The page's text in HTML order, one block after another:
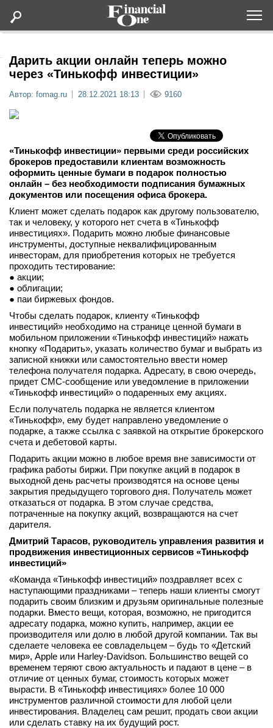
Статьи
Lifestyle
Мероприятия
Новости
Интервью
вконтакте
телеграм
Стать автором
Вход
Дарить акции онлайн теперь можно
через «Тинькофф инвестиции»
Автор: fomag.ru 28.12.2021 18:13 9160
«Тинькофф инвестиции» первыми среди российских
брокеров предоставили клиентам возможность
оформить ценные бумаги в подарок полностью
онлайн – без необходимости подписания бумажных
документов или посещения офиса брокера.
Клиент может сделать подарок как другому пользователю,
так и человеку, у которого нет счета в «Тинькофф
инвестициях». Подарить можно любые финансовые
инструменты, доступные неквалифицированным
инвесторам, для приобретения которых не требуется
проходить тестирование:
● акции;
● облигации;
● паи биржевых фондов.
Чтобы сделать подарок, клиенту «Тинькофф
инвестиций» необходимо на странице ценной бумаги в
мобильном приложении «Тинькофф инвестиций» нажать
кнопку «Подарить», указать количество бумаг и выбрать из
записной книжки или самостоятельно ввести номер
телефона получателя подарка. Адресату, в свою очередь,
придет СМС-сообщение или уведомление в приложении
«Тинькофф инвестиций» о подаренных ему акциях.
Если получатель подарка не является клиентом
«Тинькофф», ему будет направлено уведомление о
подарке, а также ссылка с заявкой на открытие брокерского
счета и дебетовой карты.
Подарить акции можно в любое время вне зависимости от
графика работы биржи. При покупке акций в подарок в
выходной день расчеты производятся на основе цены
закрытия предыдущего торгового дня. Получатель может
отказаться от подарка. В этом случае средства,
потраченные на покупку акций, возвращаются на счет
дарителя.
Дмитрий Тарасов, руководитель управления развития и
продвижения инвестиционных сервисов «Тинькофф
инвестиций»
«Команда «Тинькофф инвестиций» поздравляет всех с
наступающими праздниками – теперь наши клиенты смогут
подарить своим близким и друзьям оригинальные полезные
подарки. Вместо вещи, которая, возможно, не пригодится
адресату подарка, можно купить, например, акции ее
производителя или долю в любой другой компании. Так вы
сделаете человека ее совладельцем – будь то «Детский
мир», Apple или Harley-Davidson. Большинство вещей со
временем теряют свою актуальность и падают в цене – в
отличие от ценных бумаг, стоимость которых может
вырасти. В «Тинькофф инвестициях» более 10 000
инструментов различной стоимости для любой цели
инвестирования. Владелец сам решит, продать свои акции
или сделать ставку на их будущий рост.